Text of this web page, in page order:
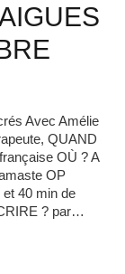
Avec Amélie
QUAND
OÙ ? A
OP
40 min de
? par…